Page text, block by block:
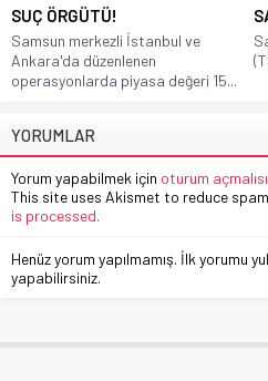
SUÇ ÖRGÜTÜ!
Samsun merkezli İstanbul ve
Ankara'da düzenlenen
operasyonlarda piyasa değeri 15...
YORUMLAR
Yorum yapabilmek için oturum
This site uses Akismet to reduce
is processed.
Henüz yorum yapılmamış. İlk yorumu
yapabilirsiniz.